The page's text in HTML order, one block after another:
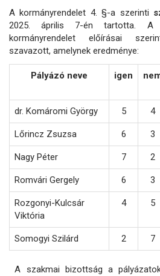
A kormányrendelet 4. §-a szerinti
2025. április 7-én tartotta. A
kormányrendelet előírásai
szavazott, amelynek eredménye:
Pályázó neve igen
dr. Komáromi György 5 4
Lőrincz Zsuzsa 6 3
Nagy Péter 7 2
Romvári Gergely 6 3
Rozgonyi-Kulcsár
Viktória
4 5
Somogyi Szilárd 2 7
A szakmai bizottság a